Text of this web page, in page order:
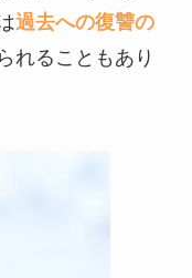
過去への復讐の
れることもあり